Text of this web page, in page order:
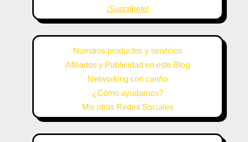
¡Suscríbete!
Nuestros productos y servicios
Afiliados y Publicidad en este Blog
Networking con cariño
¿Cómo ayudarnos?
Mis otras Redes Sociales